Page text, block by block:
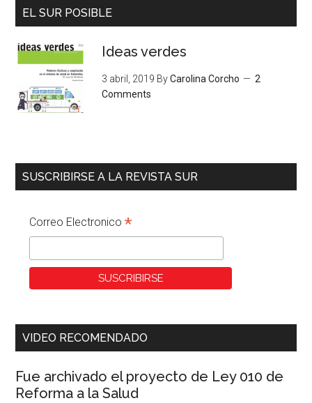
EL SUR POSIBLE
Ideas verdes
3 abril, 2019 ByCarolina Corcho
2
Comments
SUSCRIBIRSE A LA REVISTA SUR
Correo Electronico*
VIDEO RECOMENDADO
Fue archivado el proyecto de Ley 010 de
Reforma a la Salud